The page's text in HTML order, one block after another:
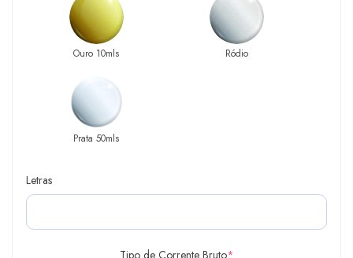
Ouro 10mls Ródio
Prata 50mls
Letras
Tipo de Corrente Bruto*